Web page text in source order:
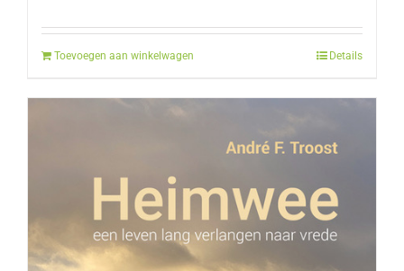
Toevoegen aan winkelwagen Details